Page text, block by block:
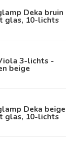
Deka bruin
glas, 10-lichts
3-lichts -
beige
Deka beige
glas, 10-lichts